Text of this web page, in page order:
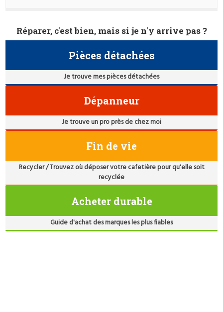
Réparer, c'est bien, mais si je n'y arrive pas ?
Pièces détachées
Je trouve mes pièces détachées
Dépanneur
Je trouve un pro près de chez moi
Fin de vie
Recycler / Trouvez où déposer votre cafetière pour qu'elle soit
recyclée
Acheter durable
Guide d'achat des marques les plus fiables